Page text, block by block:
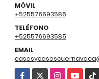
MÓVIL
+525576693585
TELÉFONO
+525576693585
EMAIL
Facebook
X Instagram
YouTube